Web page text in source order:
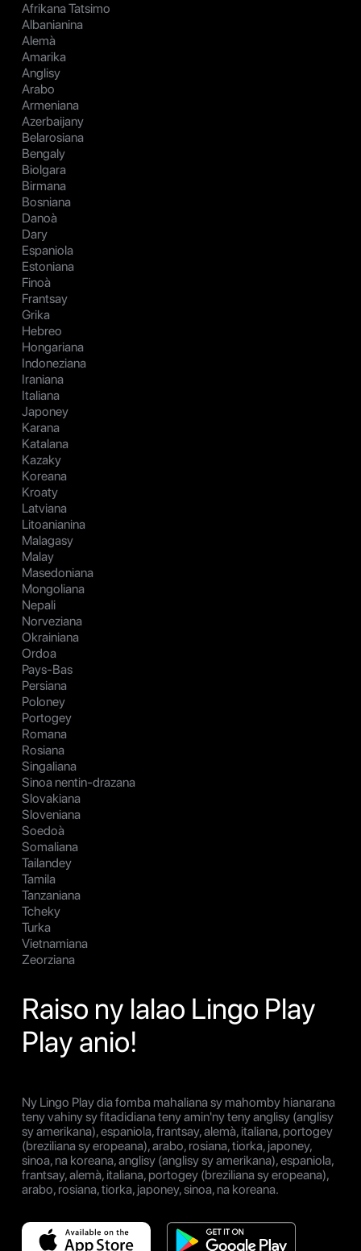
Afrikana Tatsimo
Albanianina
Alemà
Amarika
Anglisy
Arabo
Armeniana
Azerbaijany
Belarosiana
Bengaly
Biolgara
Birmana
Bosniana
Danoà
Dary
Espaniola
Estoniana
Finoà
Frantsay
Grika
Hebreo
Hongariana
Indoneziana
Iraniana
Italiana
Japoney
Karana
Katalana
Kazaky
Koreana
Kroaty
Latviana
Litoanianina
Malagasy
Malay
Masedoniana
Mongoliana
Nepali
Norveziana
Okrainiana
Ordoa
Pays-Bas
Persiana
Poloney
Portogey
Romana
Rosiana
Singaliana
Sinoa nentin-drazana
Slovakiana
Sloveniana
Soedoà
Somaliana
Tailandey
Tamila
Tanzaniana
Tcheky
Turka
Vietnamiana
Zeorziana
Raiso ny lalao Lingo Play
Play anio!
Ny Lingo Play dia fomba mahaliana sy mahomby hianarana
teny vahiny sy fitadidiana teny amin'ny teny anglisy (anglisy
sy amerikana), espaniola, frantsay, alemà, italiana, portogey
(breziliana sy eropeana), arabo, rosiana, tiorka, japoney,
sinoa, na koreana, anglisy (anglisy sy amerikana), espaniola,
frantsay, alemà, italiana, portogey (breziliana sy eropeana),
arabo, rosiana, tiorka, japoney, sinoa, na koreana.